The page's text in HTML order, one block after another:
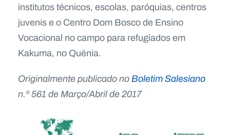
institutos técnicos, escolas, paróquias, centros
juvenis e o Centro Dom Bosco de Ensino
Vocacional no campo para refugiados em
Kakuma, no Quénia.
Originalmente publicado noBoletim Salesiano
n.º 561 de Março/Abril de 2017